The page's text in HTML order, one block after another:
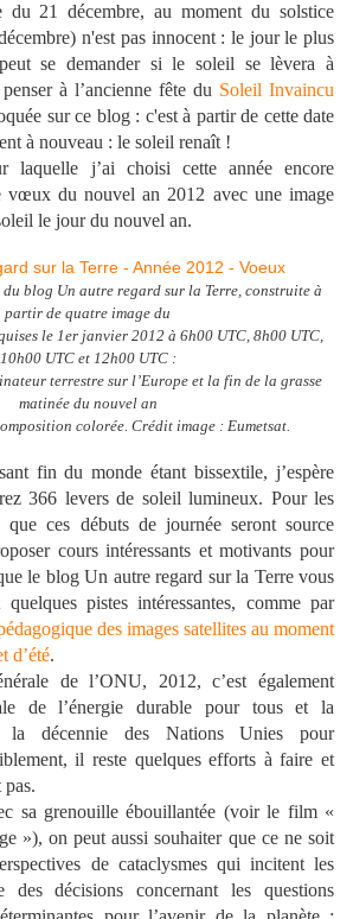
21 décembre, au moment du solstice
n'est pas innocent : le jour le plus
se demander si le soleil se lèvera à
à l’ancienne fête du Soleil Invaincu
sur ce blog : c'est à partir de cette date
à nouveau : le soleil renaît !
laquelle j’ai choisi cette année encore
vœux du nouvel an 2012 avec une image
le jour du nouvel an.
blog Un autre regard sur la Terre, construite à
partir de quatre image du
le 1er janvier 2012 à 6h00 UTC, 8h00 UTC,
10h00 UTC et 12h00 UTC :
terrestre sur l’Europe et la fin de la grasse
matinée du nouvel an
colorée. Crédit image : Eumetsat.
fin du monde étant bissextile, j’espère
366 levers de soleil lumineux. Pour les
que ces débuts de journée seront source
cours intéressants et motivants pour
le blog Un autre regard sur la Terre vous
quelques pistes intéressantes, comme par
des images satellites au moment
d’été.
de l’ONU, 2012, c’est également
de l’énergie durable pour tous et la
la décennie des Nations Unies pour
il reste quelques efforts à faire et
sa grenouille ébouillantée (voir le film «
»), on peut aussi souhaiter que ce ne soit
de cataclysmes qui incitent les
des décisions concernant les questions